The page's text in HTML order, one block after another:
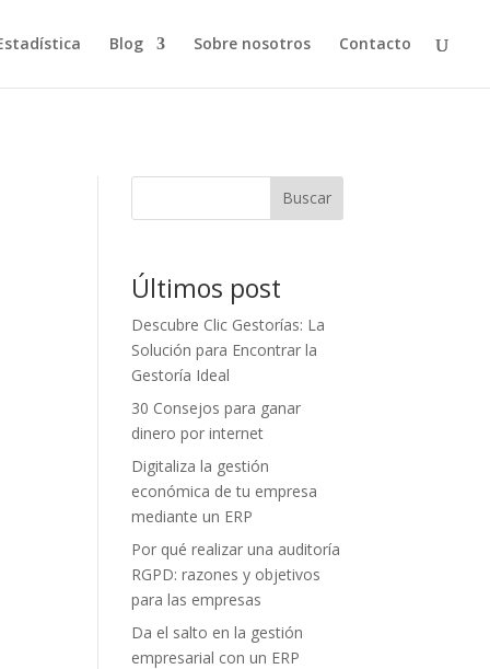
Blog Sobre nosotros Contacto
Buscar
Últimos post
Descubre Clic Gestorías: La
Solución para Encontrar la
Gestoría Ideal
30 Consejos para ganar
dinero por internet
Digitaliza la gestión
económica de tu empresa
mediante un ERP
Por qué realizar una auditoría
RGPD: razones y objetivos
para las empresas
Da el salto en la gestión
empresarial con un ERP